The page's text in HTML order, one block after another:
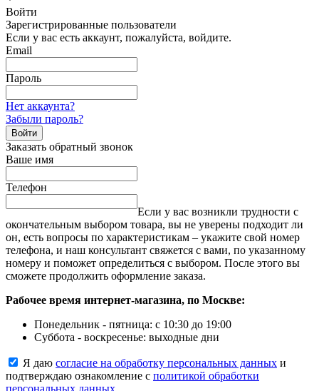
Войти
Зарегистрированные пользователи
Если у вас есть аккаунт, пожалуйста, войдите.
Email
Пароль
Нет аккаунта?
Забыли пароль?
Войти
Заказать обратный звонок
Ваше имя
Телефон
Если у вас возникли трудности с
окончательным выбором товара, вы не уверены подходит ли
он, есть вопросы по характеристикам – укажите свой номер
телефона, и наш консультант свяжется с вами, по указанному
номеру и поможет определиться с выбором. После этого вы
сможете продолжить оформление заказа.
Рабочее время интернет-магазина, по Москве:
Понедельник - пятница: с 10:30 до 19:00
Суббота - воскресенье: выходные дни
Я даю согласие на обработку персональных данных и
подтверждаю ознакомление с политикой обработки
персональных данных